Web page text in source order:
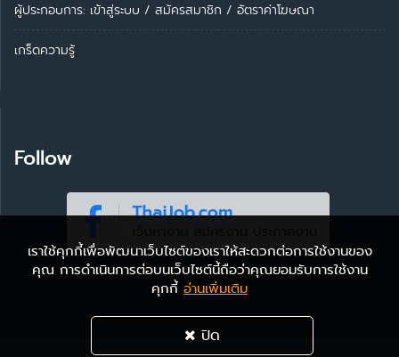
ผู้ประกอบการ: เข้าสู่ระบบ / สมัครสมาชิก / อัตราค่าโฆษณา
เกร็ดความรู้
Follow
เราใช้คุกกี้เพื่อพัฒนาเว็บไซต์ของเราให้สะดวกต่อการใช้งานของ
คุณ การดำเนินการต่อบนเว็บไซต์นี้ถือว่าคุณยอมรับการใช้งาน
คุกกี้ อ่านเพิ่มเติม
ปิด